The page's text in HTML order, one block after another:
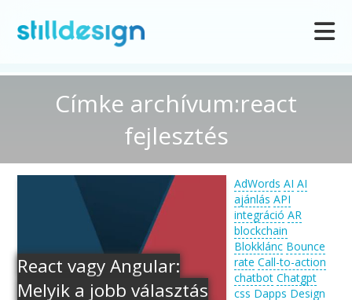
Címke archívum:react
fejlesztés
React vagy Angular:
Melyik a jobb választás
AdWords AI AI
ajánlás API
integráció AR
blockchain
Blokklánc Bounce
rate Call-to-action
chatbot Chatgpt
css Dapps Design